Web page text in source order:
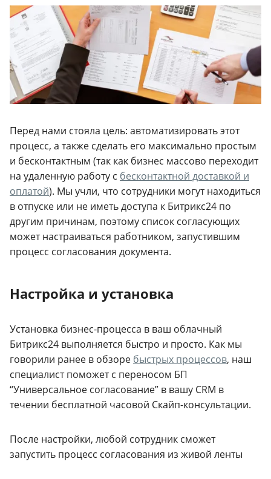
Перед нами стояла цель: автоматизировать этот
процесс, а также сделать его максимально простым
и бесконтактным (так как бизнес массово переходит
на удаленную работу с бесконтактной доставкой и
оплатой). Мы учли, что сотрудники могут находиться
в отпуске или не иметь доступа к Битрикс24 по
другим причинам, поэтому список согласующих
может настраиваться работником, запустившим
процесс согласования документа.
Настройка и установка
Установка бизнес-процесса в ваш облачный
Битрикс24 выполняется быстро и просто. Как мы
говорили ранее в обзоре быстрых процессов, наш
специалист поможет с переносом БП
“Универсальное согласование” в вашу CRM в
течении бесплатной часовой Скайп-консультации.
После настройки, любой сотрудник сможет
запустить процесс согласования из живой ленты